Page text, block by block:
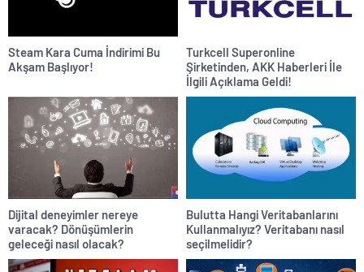
Steam Kara Cuma İndirimi Bu
Akşam Başlıyor!
Turkcell Superonline
Şirketinden, AKK Haberleri İle
İlgili Açıklama Geldi!
Dijital deneyimler nereye
varacak? Dönüşümlerin
geleceği nasıl olacak?
Bulutta Hangi Veritabanlarını
Kullanmalıyız? Veritabanı nasıl
seçilmelidir?